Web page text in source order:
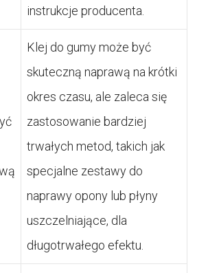
instrukcje producenta.
Klej do gumy może być
skuteczną naprawą na krótki
okres czasu, ale zaleca się
zastosowanie bardziej
trwałych metod, takich jak
specjalne zestawy do
naprawy opony lub płyny
uszczelniające, dla
długotrwałego efektu.